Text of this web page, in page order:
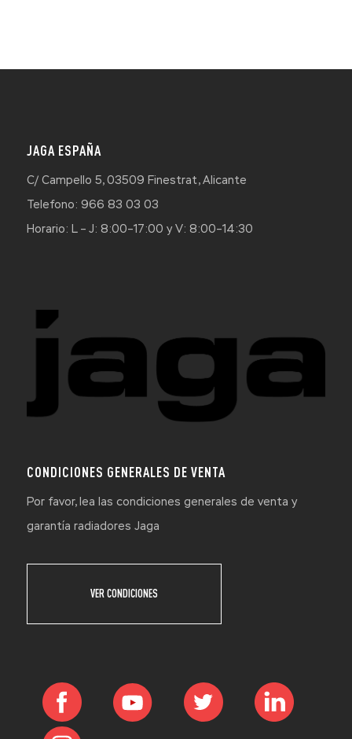
JAGA ESPAÑA
C/ Campello 5, 03509 Finestrat, Alicante
Telefono: 966 83 03 03
Horario: L – J: 8:00–17:00 y V: 8:00–14:30
CONDICIONES GENERALES DE VENTA
Por favor, lea las condiciones generales de venta y
garantía radiadores Jaga
VER CONDICIONES